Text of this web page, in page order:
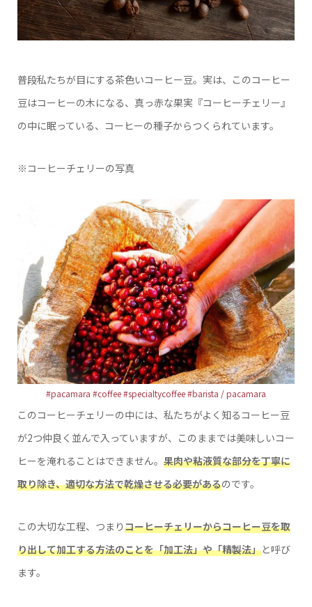
普段私たちが目にする茶色いコーヒー豆。実は、このコーヒー
豆はコーヒーの木になる、真っ赤な果実『コーヒーチェリー』
の中に眠っている、コーヒーの種子からつくられています。
※コーヒーチェリーの写真
#pacamara #coffee #specialtycoffee #barista / pacamara
このコーヒーチェリーの中には、私たちがよく知るコーヒー豆
が2つ仲良く並んで入っていますが、このままでは美味しいコー
ヒーを淹れることはできません。 果肉や粘液質な部分を丁寧に
取り除き、適切な方法で乾燥させる必要があるのです。
この大切な工程、つまりコーヒーチェリーからコーヒー豆を取
り出して加工する方法のことを「加工法」や「精製法」と呼び
ます。